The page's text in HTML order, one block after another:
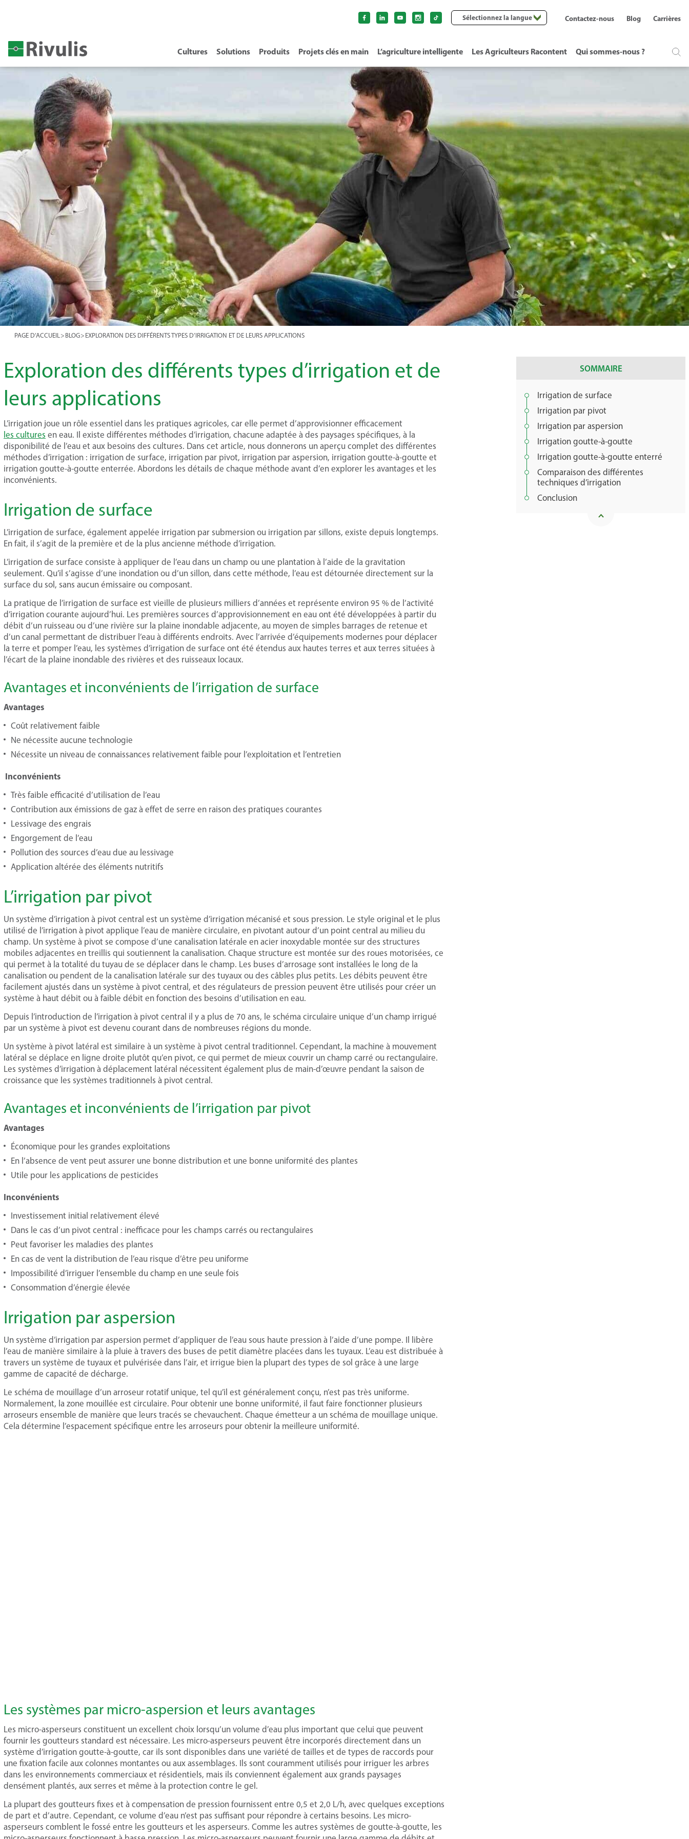
Cultures Solutions Produits Projets clés en main L’agriculture intelligente Les Agriculteurs Racontent Qui sommes-nous ?
Contactez-nous Blog Carrières
Sélectionnez la langue
PAGE D’ACCUEIL> BLOG> EXPLORATION DES DIFFÉRENTS TYPES D’IRRIGATION ET DE LEURS APPLICATIONS
Exploration des différents types d’irrigation et de
leurs applications
L’irrigation joue un rôle essentiel dans les pratiques agricoles, car elle permet d’approvisionner efficacement
les cultures en eau. Il existe différentes méthodes d’irrigation, chacune adaptée à des paysages spécifiques, à la
disponibilité de l’eau et aux besoins des cultures. Dans cet article, nous donnerons un aperçu complet des différentes
méthodes d’irrigation : irrigation de surface, irrigation par pivot, irrigation par aspersion, irrigation goutte-à-goutte et
irrigation goutte-à-goutte enterrée. Abordons les détails de chaque méthode avant d’en explorer les avantages et les
inconvénients.
Irrigation de surface
L’irrigation de surface, également appelée irrigation par submersion ou irrigation par sillons, existe depuis longtemps.
En fait, il s’agit de la première et de la plus ancienne méthode d’irrigation.
L’irrigation de surface consiste à appliquer de l’eau dans un champ ou une plantation à l’aide de la gravitation
seulement. Qu’il s’agisse d’une inondation ou d’un sillon, dans cette méthode, l’eau est détournée directement sur la
surface du sol, sans aucun émissaire ou composant.
La pratique de l’irrigation de surface est vieille de plusieurs milliers d’années et représente environ 95 % de l’activité
d’irrigation courante aujourd’hui. Les premières sources d’approvisionnement en eau ont été développées à partir du
débit d’un ruisseau ou d’une rivière sur la plaine inondable adjacente, au moyen de simples barrages de retenue et
d’un canal permettant de distribuer l’eau à différents endroits. Avec l’arrivée d’équipements modernes pour déplacer
la terre et pomper l’eau, les systèmes d’irrigation de surface ont été étendus aux hautes terres et aux terres situées à
l’écart de la plaine inondable des rivières et des ruisseaux locaux.
Avantages et inconvénients de l’irrigation de surface
Avantages
Coût relativement faible
Ne nécessite aucune technologie
Nécessite un niveau de connaissances relativement faible pour l’exploitation et l’entretien
Inconvénients
Très faible efficacité d’utilisation de l’eau
Contribution aux émissions de gaz à effet de serre en raison des pratiques courantes
Lessivage des engrais
Engorgement de l’eau
Pollution des sources d’eau due au lessivage
Application altérée des éléments nutritifs
L’irrigation par pivot
Un système d’irrigation à pivot central est un système d’irrigation mécanisé et sous pression. Le style original et le plus
utilisé de l’irrigation à pivot applique l’eau de manière circulaire, en pivotant autour d’un point central au milieu du
champ. Un système à pivot se compose d’une canalisation latérale en acier inoxydable montée sur des structures
mobiles adjacentes en treillis qui soutiennent la canalisation. Chaque structure est montée sur des roues motorisées, ce
qui permet à la totalité du tuyau de se déplacer dans le champ. Les buses d’arrosage sont installées le long de la
canalisation ou pendent de la canalisation latérale sur des tuyaux ou des câbles plus petits. Les débits peuvent être
facilement ajustés dans un système à pivot central, et des régulateurs de pression peuvent être utilisés pour créer un
système à haut débit ou à faible débit en fonction des besoins d’utilisation en eau.
Depuis l’introduction de l’irrigation à pivot central il y a plus de 70 ans, le schéma circulaire unique d’un champ irrigué
par un système à pivot est devenu courant dans de nombreuses régions du monde.
Un système à pivot latéral est similaire à un système à pivot central traditionnel. Cependant, la machine à mouvement
latéral se déplace en ligne droite plutôt qu’en pivot, ce qui permet de mieux couvrir un champ carré ou rectangulaire.
Les systèmes d’irrigation à déplacement latéral nécessitent également plus de main-d’œuvre pendant la saison de
croissance que les systèmes traditionnels à pivot central.
Avantages et inconvénients de l’irrigation par pivot
Avantages
Économique pour les grandes exploitations
En l’absence de vent peut assurer une bonne distribution et une bonne uniformité des plantes
Utile pour les applications de pesticides
Inconvénients
Investissement initial relativement élevé
Dans le cas d’un pivot central : inefficace pour les champs carrés ou rectangulaires
Peut favoriser les maladies des plantes
En cas de vent la distribution de l’eau risque d’être peu uniforme
Impossibilité d’irriguer l’ensemble du champ en une seule fois
Consommation d’énergie élevée
Irrigation par aspersion
Un système d’irrigation par aspersion permet d’appliquer de l’eau sous haute pression à l’aide d’une pompe. Il libère
l’eau de manière similaire à la pluie à travers des buses de petit diamètre placées dans les tuyaux. L’eau est distribuée à
travers un système de tuyaux et pulvérisée dans l’air, et irrigue bien la plupart des types de sol grâce à une large
gamme de capacité de décharge.
Le schéma de mouillage d’un arroseur rotatif unique, tel qu’il est généralement conçu, n’est pas très uniforme.
Normalement, la zone mouillée est circulaire. Pour obtenir une bonne uniformité, il faut faire fonctionner plusieurs
arroseurs ensemble de manière que leurs tracés se chevauchent. Chaque émetteur a un schéma de mouillage unique.
Cela détermine l’espacement spécifique entre les arroseurs pour obtenir la meilleure uniformité.
Les systèmes par micro-aspersion et leurs avantages
Les micro-asperseurs constituent un excellent choix lorsqu’un volume d’eau plus important que celui que peuvent
fournir les goutteurs standard est nécessaire. Les micro-asperseurs peuvent être incorporés directement dans un
système d’irrigation goutte-à-goutte, car ils sont disponibles dans une variété de tailles et de types de raccords pour
une fixation facile aux colonnes montantes ou aux assemblages. Ils sont couramment utilisés pour irriguer les arbres
dans les environnements commerciaux et résidentiels, mais ils conviennent également aux grands paysages
densément plantés, aux serres et même à la protection contre le gel.
La plupart des goutteurs fixes et à compensation de pression fournissent entre 0,5 et 2,0 L/h, avec quelques exceptions
de part et d’autre. Cependant, ce volume d’eau n’est pas suffisant pour répondre à certains besoins. Les micro-
asperseurs comblent le fossé entre les goutteurs et les asperseurs. Comme les autres systèmes de goutte-à-goutte, les
SOMMAIRE
Irrigation de surface
Irrigation par pivot
Irrigation par aspersion
Irrigation goutte-à-goutte
Irrigation goutte-à-goutte enterré
Comparaison des différentes
techniques d’irrigation
Conclusion